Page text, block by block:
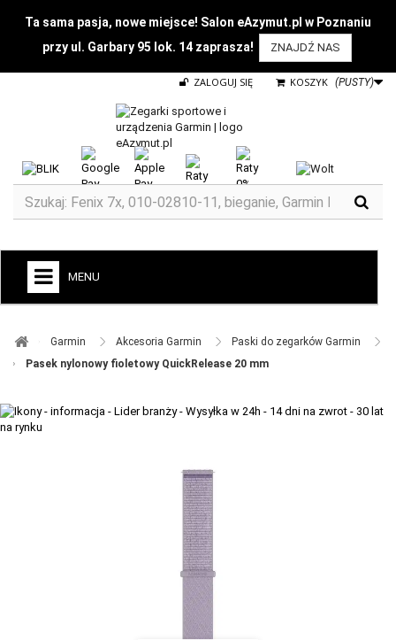
Ta sama pasja, nowe miejsce! Salon eAzymut.pl w Poznaniu
przy ul. Garbary 95 lok. 14 zaprasza!
ZNAJDŹ NAS
KOSZYK (PUSTY)
ZALOGUJ SIĘ
MENU
ZEGARKI DO BIEGANIA
TACX
Garmin ​ Akcesoria Garmin ​
Paski do zegarków Garmin ​
Pasek nylonowy fioletowy QuickRelease 20 mm